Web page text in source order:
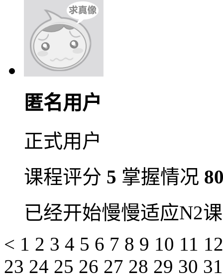
匿名用户
正式用户
课程评分 5 掌握情况
已经开始慢慢适应N2
< 1 2 3 4 5 6 7 8 9 10 11
23 24 25 26 27 28 29 30